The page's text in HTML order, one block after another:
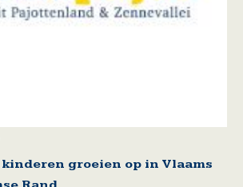
kinderen groeien op in Vlaams